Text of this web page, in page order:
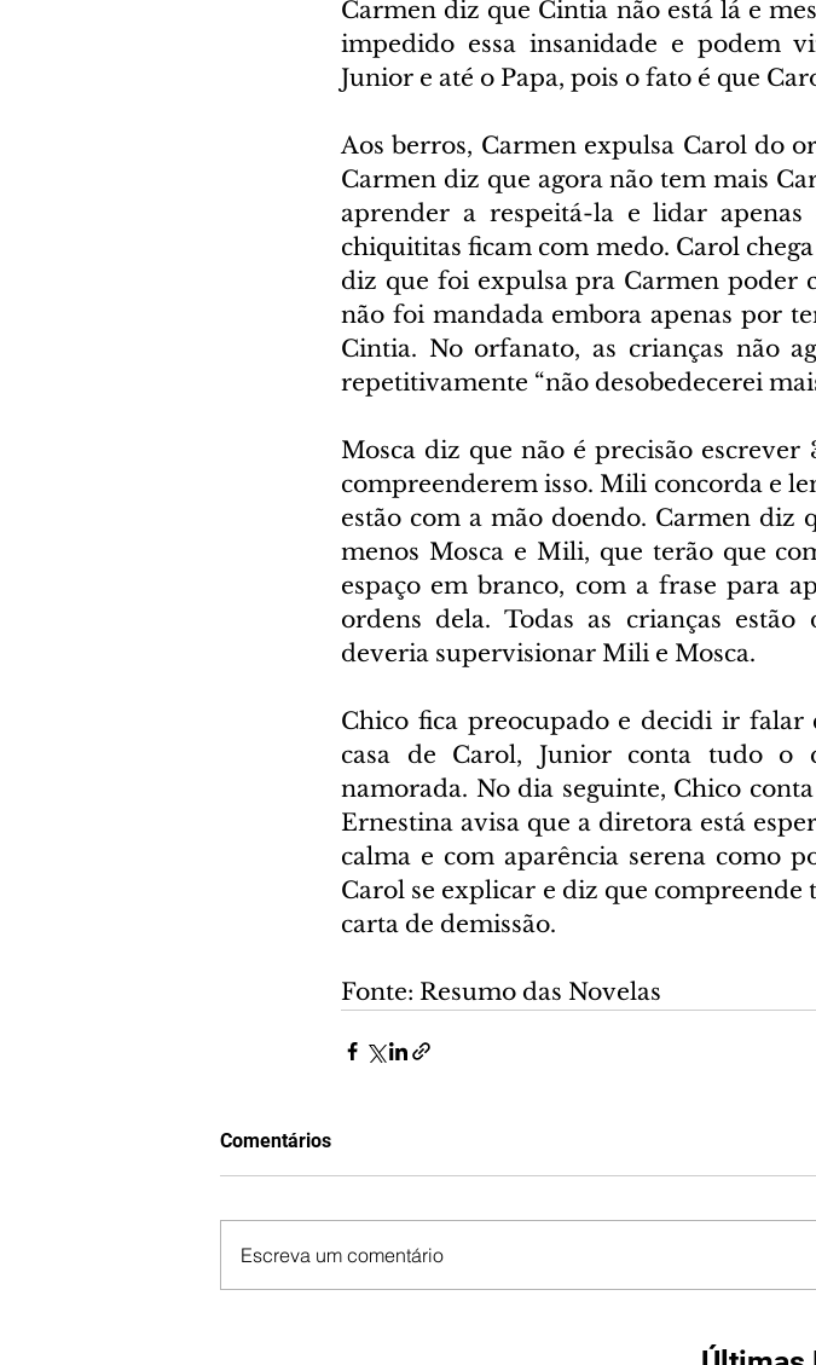
Carmen diz que Cintia não está lá e
impedido essa insanidade e podem
Junior e até o Papa, pois o fato é que
Aos berros, Carmen expulsa Carol do
Carmen diz que agora não tem mais
aprender a respeitá-la e lidar
chiquititas ficam com medo. Carol
diz que foi expulsa pra Carmen poder
não foi mandada embora apenas por
Cintia. No orfanato, as crianças não
repetitivamente “não desobedecerei
Mosca diz que não é precisão
compreenderem isso. Mili concorda e
estão com a mão doendo. Carmen diz
menos Mosca e Mili, que terão que
espaço em branco, com a frase para
ordens dela. Todas as crianças
deveria supervisionar Mili e Mosca.
Chico fica preocupado e decidi ir falar
casa de Carol, Junior conta tudo o
namorada. No dia seguinte, Chico
Ernestina avisa que a diretora está
calma e com aparência serena como
Carol se explicar e diz que compreende
carta de demissão.
Fonte: Resumo das Novelas
Comentários
Escreva um comentário